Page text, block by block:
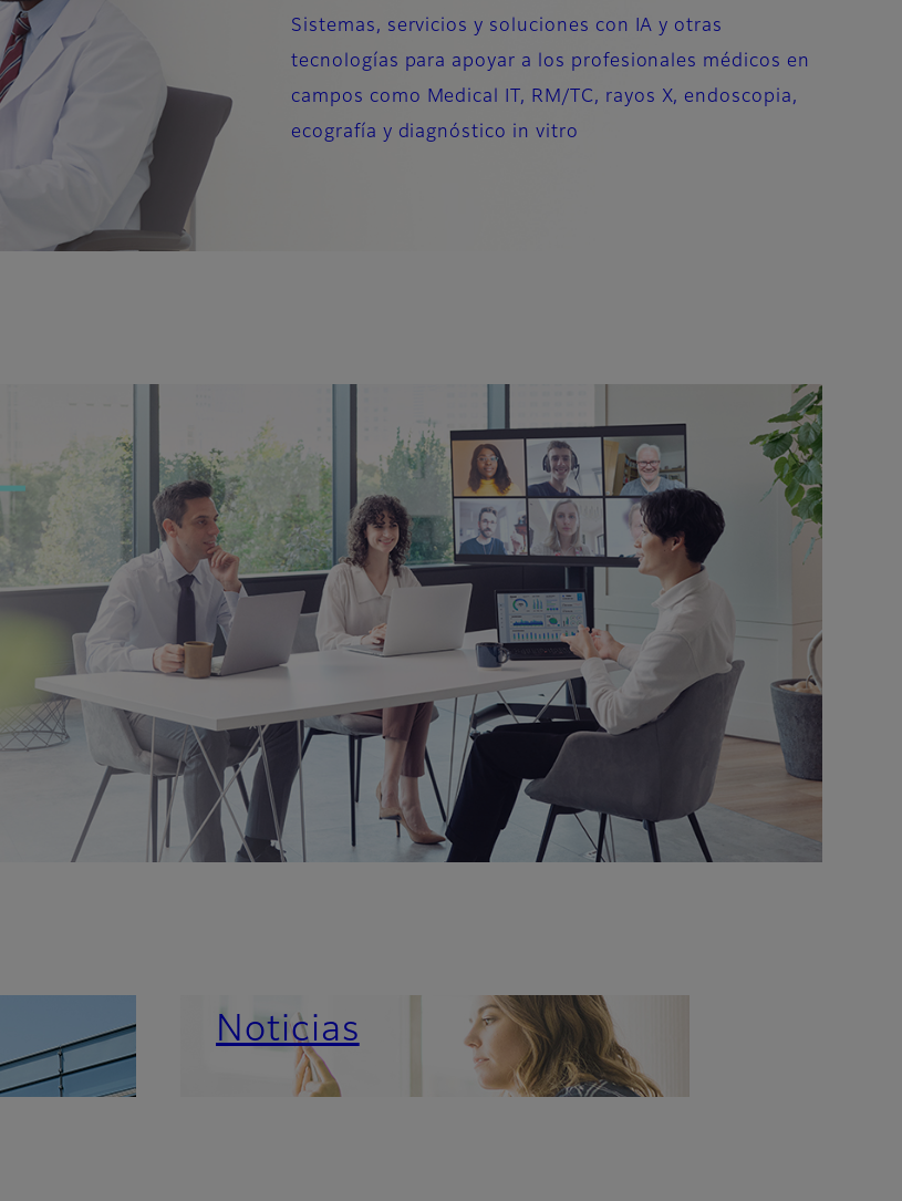
Sistemas, servicios y soluciones con IA y otras
tecnologías para apoyar a los profesionales médicos en
campos como Medical IT, RM/TC, rayos X, endoscopia,
ecografía y diagnóstico in vitro
Noticias